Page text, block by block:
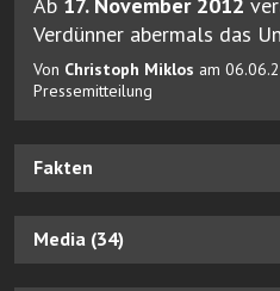
Verdünner abermals das
Von Christoph Miklos am
Pressemitteilung
Fakten
Media (34)